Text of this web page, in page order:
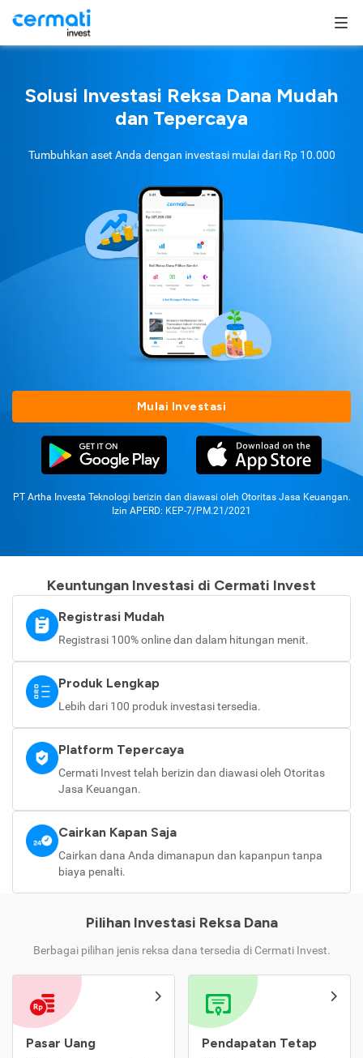
Solusi Investasi Reksa Dana Mudah
dan Tepercaya
Tumbuhkan aset Anda dengan investasi mulai dari Rp 10.000
Mulai Investasi
PT Artha Investa Teknologi berizin dan diawasi oleh Otoritas Jasa Keuangan.
Izin APERD: KEP-7/PM.21/2021
Keuntungan Investasi di Cermati Invest
Registrasi Mudah
Registrasi 100% online dan dalam hitungan menit.
Produk Lengkap
Lebih dari 100 produk investasi tersedia.
Platform Tepercaya
Cermati Invest telah berizin dan diawasi oleh Otoritas
Jasa Keuangan.
Cairkan Kapan Saja
Cairkan dana Anda dimanapun dan kapanpun tanpa
biaya penalti.
Pilihan Investasi Reksa Dana
Berbagai pilihan jenis reksa dana tersedia di Cermati Invest.
Pasar Uang Pendapatan Tetap